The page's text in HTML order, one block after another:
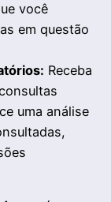
você
em questão
Receba
uma análise